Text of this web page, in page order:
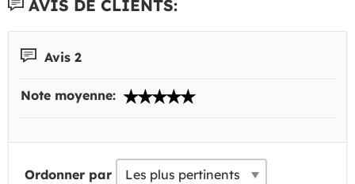
AVIS DE CLIENTS:
Avis 2
Note moyenne:
Ordonner par